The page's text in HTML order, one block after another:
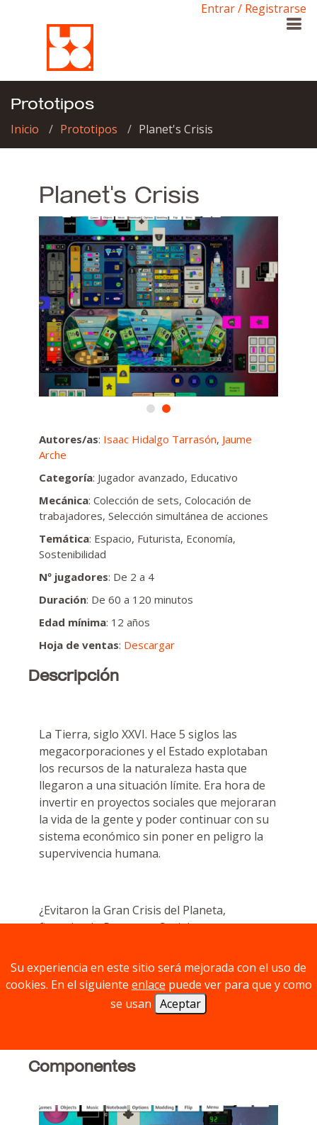
Entrar / Registrarse
Prototipos
Inicio Prototipos Planet's Crisis
Planet's Crisis
Autores/as: Isaac Hidalgo Tarrasón, Jaume
Arche
Categoría: Jugador avanzado, Educativo
Mecánica: Colección de sets, Colocación de
trabajadores, Selección simultánea de acciones
Temática: Espacio, Futurista, Economía,
Sostenibilidad
Nº jugadores: De 2 a 4
Duración: De 60 a 120 minutos
Edad mínima: 12 años
Hoja de ventas: Descargar
Descripción
La Tierra, siglo XXVI. Hace 5 siglos las
megacorporaciones y el Estado explotaban
los recursos de la naturaleza hasta que
llegaron a una situación límite. Era hora de
invertir en proyectos sociales que mejoraran
la vida de la gente y poder continuar con su
sistema económico sin poner en peligro la
supervivencia humana.
¿Evitaron la Gran Crisis del Planeta,
financiando Proyectos Sociales y
¿escaparon de la debacle viajando en cohete
a otro sistema estelar?
Componentes
Su experiencia en este sitio será mejorada con el uso de
cookies. En el siguiente enlace puede ver para que y como
se usan Aceptar